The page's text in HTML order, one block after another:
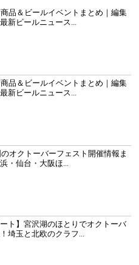
商品＆ビールイベントまとめ｜編集
新ビールニュース...
商品＆ビールイベントまとめ｜編集
新ビールニュース...
のオクトーバーフェスト開催情報ま
・仙台・大阪ほ...
ート】宮沢湖のほとりでオクトーバ
埼玉と北欧のクラフ...